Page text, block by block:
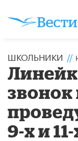
ШКОЛЬНИКИ //
9-х и